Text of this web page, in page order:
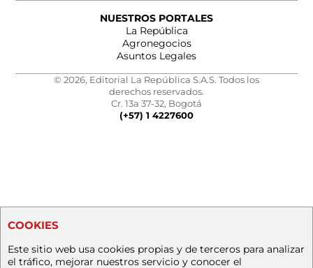
NUESTROS PORTALES
La República
Agronegocios
Asuntos Legales
© 2026, Editorial La República S.A.S. Todos los
derechos reservados.
Cr. 13a 37-32, Bogotá
(+57) 1 4227600
COOKIES
Este sitio web usa cookies propias y de terceros para analizar
el tráfico, mejorar nuestros servicio y conocer el